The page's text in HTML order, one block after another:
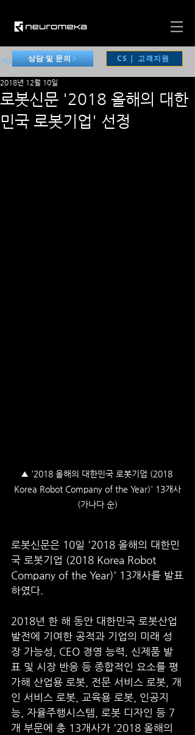
상담 및 문의 CS | 고객지원
게시물
로봇신문 '2018 올해의 대한
민국 로봇기업' 선정
2018년 12월 10일
▲ '2018 올해의 대한민국 로봇기업 (2018
Korea Robot Company of the Year)' 13개사
(가나다 순)
로봇신문은 10일 '2018 올해의 대한민
국 로봇기업 (2018 Korea Robot
Company of the Year)' 13개사를 발표
하였다.
2018년 한 해 동안 대한민국 로봇산업
발전에 기여한 공적과 기업의 미래 성
장 가능성, CEO 경영 능력, 신제품 발
표 및 시장 반응 등 종합적인 요소를 평
가해 산업용 로봇, 전문 서비스 로봇, 개
인 서비스 로봇, 교육용 로봇, 인공지
능, 자율주행시스템, 로봇 디자인 등 7
개 부문에 총 13개사가 '2018 올해의